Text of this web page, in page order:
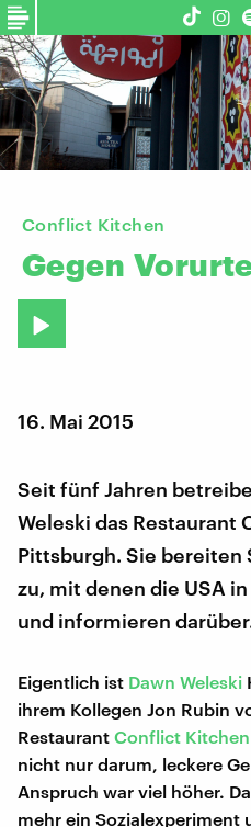
Conflict Kitchen
Gegen
16. Mai 2015
Seit fünf Jahren
Weleski das Restaurant
Pittsburgh. Sie bereiten
zu, mit denen die USA
und informieren
Eigentlich ist Dawn Weleski
ihrem Kollegen Jon Rubin
Restaurant Conflict Kitchen
nicht nur darum, leckere
Anspruch war viel höher.
mehr ein Sozialexperiment